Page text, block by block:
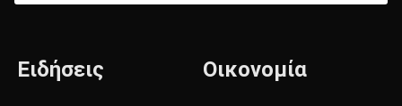
Ειδήσεις Οικονομία